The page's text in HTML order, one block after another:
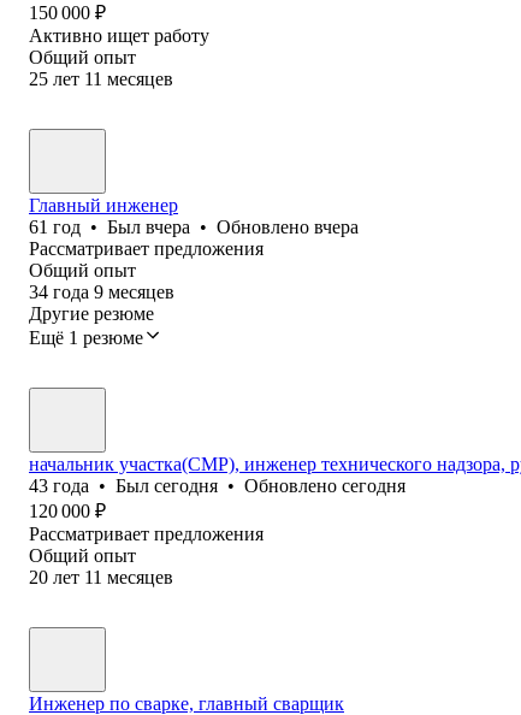
150 000 ₽
Активно ищет работу
Общий опыт
25 лет 11 месяцев
Главный инженер
61 год • Был вчера • Обновлено вчера
Рассматривает предложения
Общий опыт
34 года 9 месяцев
Другие резюме
Ещё 1 резюме
начальник участка(СМР), инженер технического надзора,
43 года • Был сегодня • Обновлено сегодня
120 000 ₽
Рассматривает предложения
Общий опыт
20 лет 11 месяцев
Инженер по сварке, главный сварщик